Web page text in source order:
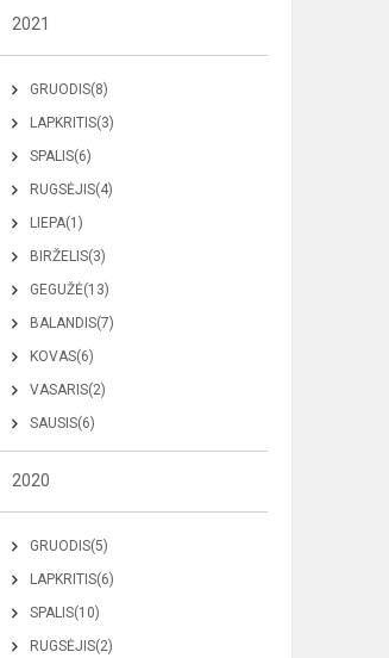
2021
GRUODIS(8)
LAPKRITIS(3)
SPALIS(6)
RUGSĖJIS(4)
LIEPA(1)
BIRŽELIS(3)
GEGUŽĖ(13)
BALANDIS(7)
KOVAS(6)
VASARIS(2)
SAUSIS(6)
2020
GRUODIS(5)
LAPKRITIS(6)
SPALIS(10)
RUGSĖJIS(2)